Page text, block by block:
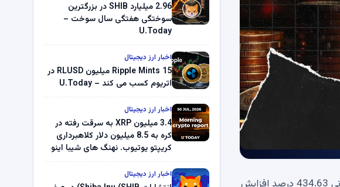
2.96 میلیارد SHIB در بزرگترین
سوختگی هفتگی سال سوخت –
U.Today
اخبار ارز دیجیتال
Ripple Mints 15 میلیون RLUSD در
اتریوم کسب می کند – U.Today
اخبار ارز دیجیتال
3.4 میلیون XRP به سرقت رفته در
کره به 8.5 میلیون دلار کلاهبرداری
کریپتو یوتیوب. نهنگ های شیبا اینو
اخبار ارز دیجیتال